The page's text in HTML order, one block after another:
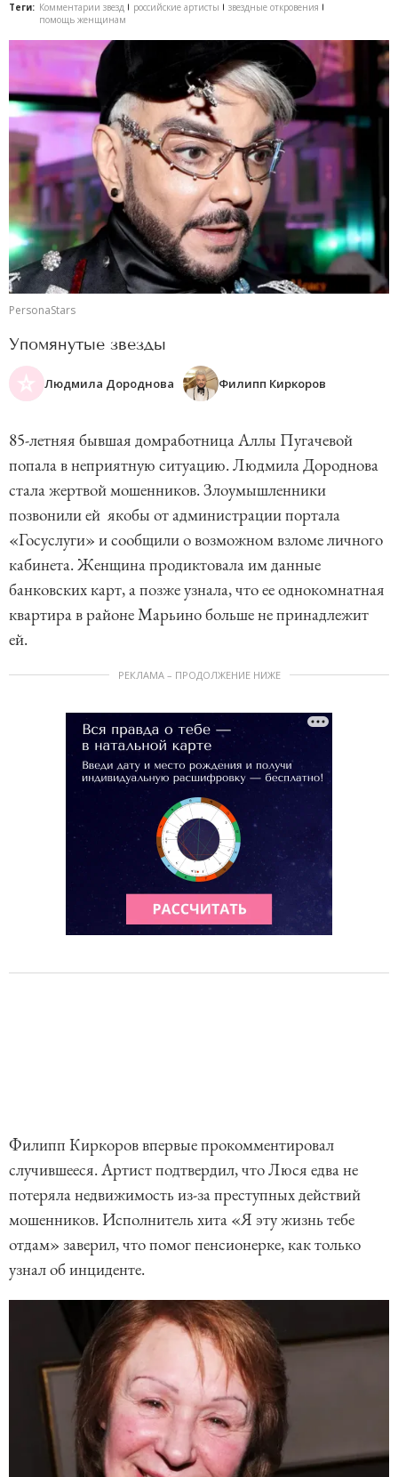
Теги: Комментарии звезд российские артисты
звездные откровения
помощь женщинам
PersonaStars
Упомянутые звезды
Людмила Дороднова Филипп Киркоров
85-летняя бывшая домработница Аллы Пугачевой
попала в неприятную ситуацию. Людмила Дороднова
стала жертвой мошенников. Злоумышленники
позвонили ей якобы от администрации портала
«Госуслуги» и сообщили о возможном взломе личного
кабинета. Женщина продиктовала им данные
банковских карт, а позже узнала, что ее однокомнатная
квартира в районе Марьино больше не принадлежит
ей.
РЕКЛАМА – ПРОДОЛЖЕНИЕ НИЖЕ
Филипп Киркоров впервые прокомментировал
случившееся. Артист подтвердил, что Люся едва не
потеряла недвижимость из-за преступных действий
мошенников. Исполнитель хита «Я эту жизнь тебе
отдам» заверил, что помог пенсионерке, как только
узнал об инциденте.